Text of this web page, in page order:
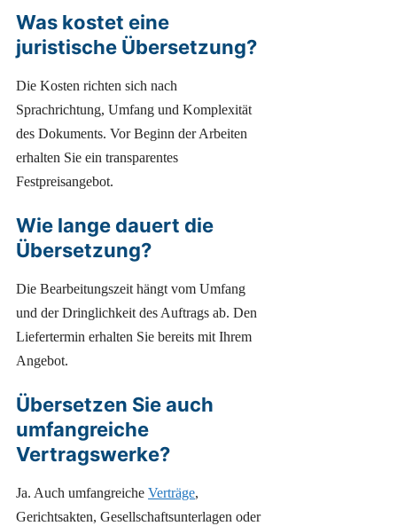
Was kostet eine
juristische Übersetzung?
Die Kosten richten sich nach
Sprachrichtung, Umfang und Komplexität
des Dokuments. Vor Beginn der Arbeiten
erhalten Sie ein transparentes
Festpreisangebot.
Wie lange dauert die
Übersetzung?
Die Bearbeitungszeit hängt vom Umfang
und der Dringlichkeit des Auftrags ab. Den
Liefertermin erhalten Sie bereits mit Ihrem
Angebot.
Übersetzen Sie auch
umfangreiche
Vertragswerke?
Ja. Auch umfangreiche Verträge,
Gerichtsakten, Gesellschaftsunterlagen oder